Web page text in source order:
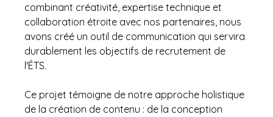
combinant créativité, expertise technique et
collaboration étroite avec nos partenaires, nous
avons créé un outil de communication qui servira
durablement les objectifs de recrutement de
l'ÉTS.
Ce projet témoigne de notre approche holistique
de la création de contenu : de la conception